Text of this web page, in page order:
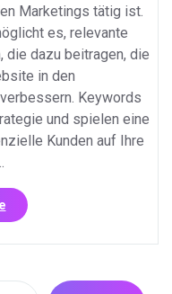
Marketings tätig ist.
es, relevante
dazu beitragen, die
in den
Keywords
und spielen eine
Kunden auf Ihre
«Effektives
SEO
mit
richtigen